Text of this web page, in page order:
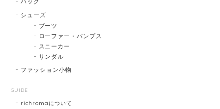
シューズ
ブーツ
ローファー・パンプス
スニーカー
サンダル
ファッション小物
GUIDE
richromaについて